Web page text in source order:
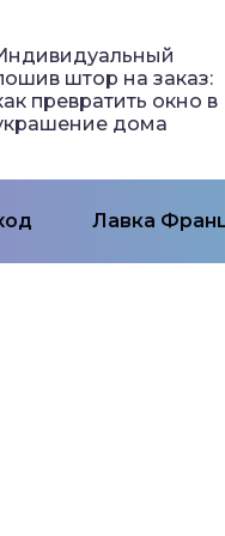
штор на заказ:
превратить окно в
дома
Лавка